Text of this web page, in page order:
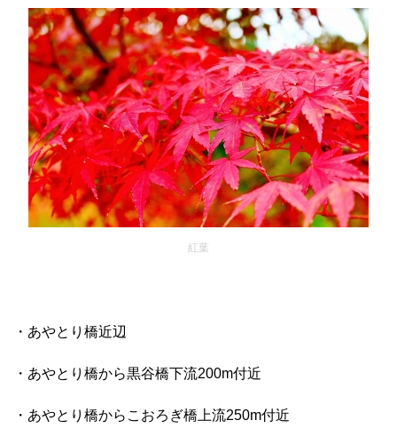
紅葉
・あやとり橋近辺
・あやとり橋から黒谷橋下流200m付近
・あやとり橋からこおろぎ橋上流250m付近